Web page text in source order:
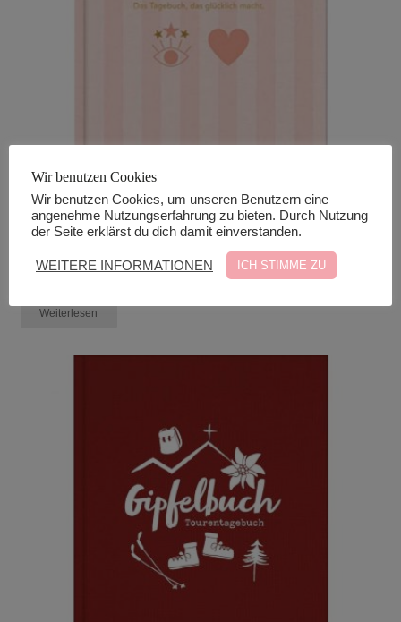
Glück beginnt in dir | Das Tagebuch das glücklich
macht – Special Edition rosa Leinen
14,85
Weiterlesen
Wir benutzen Cookies
Wir benutzen Cookies, um unseren Benutzern eine
angenehme Nutzungserfahrung zu bieten. Durch Nutzung
der Seite erklärst du dich damit einverstanden.
WEITERE INFORMATIONEN ICH STIMME ZU